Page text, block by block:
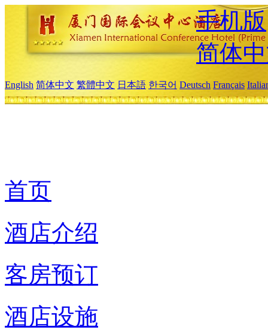
手机版
简体
English 简体中文 繁體中文 日本語 한국어 Deutsch Français
首页
酒店介绍
客房预订
酒店设施